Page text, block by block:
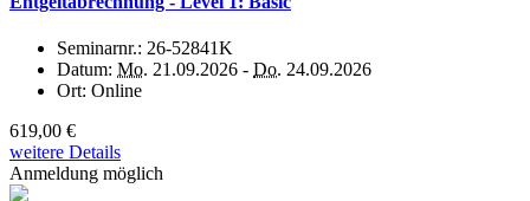
Seminarnr.: 26-52841K
Datum: Mo. 21.09.2026 - Do. 24.09.2026
Ort: Online
619,00 €
weitere Details
Anmeldung möglich